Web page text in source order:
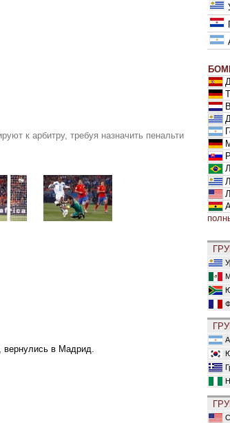
к арбитру, требуя назначить пенальти
вернулись в Мадрид.